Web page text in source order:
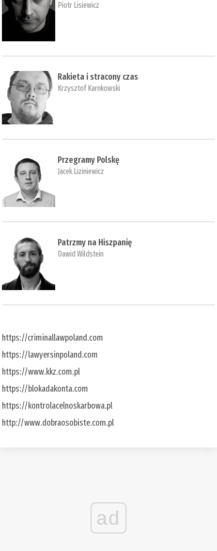
Piotr Lisiewicz
Rakieta i stracony czas
Krzysztof Karnkowski
Przegramy Polskę
Jacek Liziniewicz
Patrzmy na Hiszpanię
Dawid Wildstein
https://criminallawpoland.com
https://lawyersinpoland.com
https://www.kkz.com.pl
https://blokadakonta.com
https://kontrolacelnoskarbowa.pl
http://www.dobraosobiste.com.pl
ad